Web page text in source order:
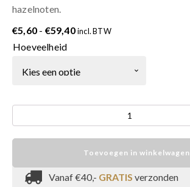
hazelnoten.
€5,60 - €59,40Prijsklasse:
€59,40
incl. BTW
Hoeveelheid
melange
zonder
aantal
Toevoegen in winkelwagen
Vanaf €40,- GRATIS verzonden